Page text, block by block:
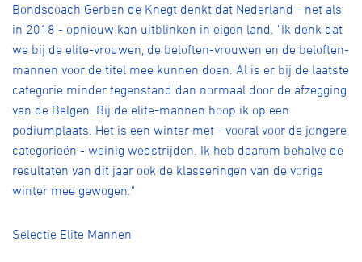
Lid worden
Bondscoach Gerben de Knegt denkt dat Nederland - net als
in 2018 - opnieuw kan uitblinken in eigen land. "Ik denk dat
we bij de elite-vrouwen, de beloften-vrouwen en de beloften-
mannen voor de titel mee kunnen doen. Al is er bij de laatste
categorie minder tegenstand dan normaal door de afzegging
van de Belgen. Bij de elite-mannen hoop ik op een
podiumplaats. Het is een winter met - vooral voor de jongere
categorieën - weinig wedstrijden. Ik heb daarom behalve de
resultaten van dit jaar ook de klasseringen van de vorige
winter mee gewogen."
Selectie Elite Mannen
Pumptrack Fixed gear